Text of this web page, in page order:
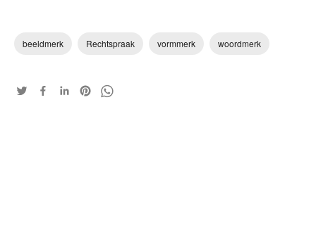
beeldmerk Rechtspraak vormmerk woordmerk